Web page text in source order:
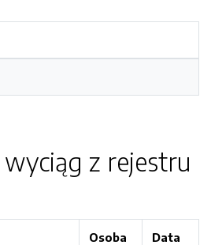
z rejestru
Osoba Data